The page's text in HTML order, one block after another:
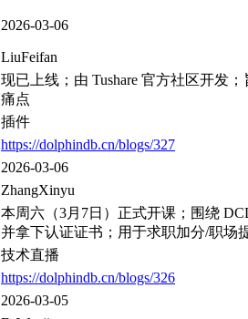
2026-03-06
LiuFeifan
现已上线；由 Tushare 官方社区开发
痛点
插件
https://dolphindb.cn/blogs/327
2026-03-06
ZhangXinyu
本周六（3月7日）正式开课；围绕
并拿下认证证书；用于求职加分/职场
技术直播
https://dolphindb.cn/blogs/326
2026-03-05